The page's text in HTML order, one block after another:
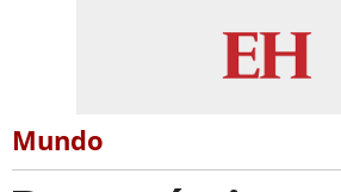
Mundo